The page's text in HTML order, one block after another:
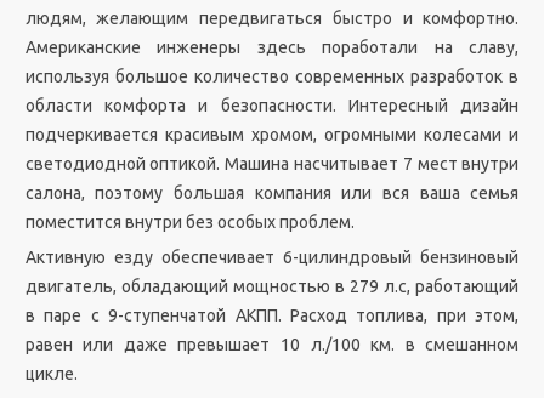
людям, желающим передвигаться быстро и комфортно.
Американские инженеры здесь поработали на славу,
используя большое количество современных разработок в
области комфорта и безопасности. Интересный дизайн
подчеркивается красивым хромом, огромными колесами и
светодиодной оптикой. Машина насчитывает 7 мест внутри
салона, поэтому большая компания или вся ваша семья
поместится внутри без особых проблем.
Активную езду обеспечивает 6-цилиндровый бензиновый
двигатель, обладающий мощностью в 279 л.с, работающий
в паре с 9-ступенчатой АКПП. Расход топлива, при этом,
равен или даже превышает 10 л./100 км. в смешанном
цикле.